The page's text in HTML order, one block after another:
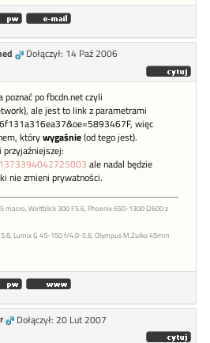
Dołączył: 14 Paź 2006
poznać po fbcdn.net czyli
ale jest to link z parametrami
więc
którywygaśnie(od tego jest).
ale nadal będzie
nie zmieni prywatności.
macro, Weltblick 300 F5.6, Phoenix 650-1300 (2600 z
Lumix G 45-150 f/4.0-5.6, Olympus M.Zuiko 45mm
Dołączył: 20 Lut 2007